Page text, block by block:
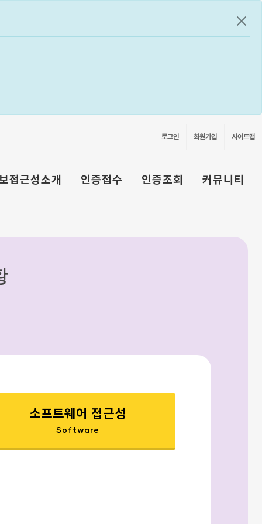
공지
로그인 회원가입 사이트맵
접근성소개 인증접수 인증조회 커뮤니티
소프트웨어 접근성
Software